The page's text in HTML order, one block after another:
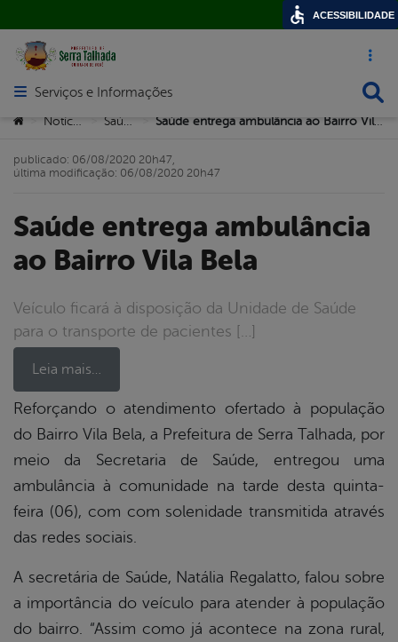
Acesso
Abrir menu principal de navegação
Serviços e Informações
Você está aqui:
> > > Saúde entrega ambulância ao Bairro Vila Bela
Saúde entrega ambulância
ao Bairro Vila Bela
Veículo ficará à disposição da Unidade de Saúde
para o transporte de pacientes […]
Leia mais…
publicado: 06/08/2020 20h47,
última modificação: 06/08/2020 20h47
Reforçando o atendimento ofertado à população
do Bairro Vila Bela, a Prefeitura de Serra Talhada, por
meio da Secretaria de Saúde, entregou uma
ambulância à comunidade na tarde desta quinta-
feira (06), com com solenidade transmitida através
das redes sociais.
A secretária de Saúde, Natália Regalatto, falou sobre
a importância do veículo para atender à população
do bairro. “Assim como já acontece na zona rural,
ACESSIBILIDADE